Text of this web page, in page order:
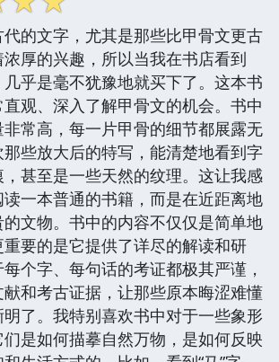
的文字，尤其是那些比甲骨文更古
厚的兴趣，所以当我在书店看到
几乎是毫不犹豫地就买下了。这本书
观、深入了解甲骨文的机会。书中
常高，每一片甲骨的细节都展露无
些放大后的特写，能清楚地看到字
甚至是一些天然的纹理。这让我感
一本普通的书籍，而是在近距离地
文物。书中的内容不仅仅是简单地
要的是它提供了详尽的解读和研
个字、每句话的考证都极其严谨，
和考古证据，让那些原本晦涩难懂
了。我特别喜欢书中对于一些象形
是如何描摹自然万物，是如何反映